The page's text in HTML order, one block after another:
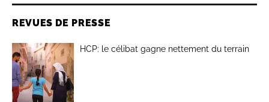
REVUES DE PRESSE
HCP: le célibat gagne nettement du terrain